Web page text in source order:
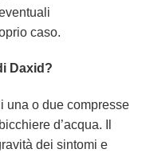
caso.
Daxid?
una o due compresse
d’acqua. Il
dei sintomi e